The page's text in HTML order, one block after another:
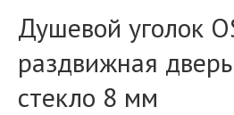
Душевой уголок
раздвижная
стекло 8 мм